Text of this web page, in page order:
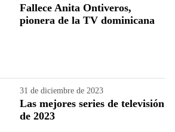
Fallece Anita Ontiveros,
pionera de la TV dominicana
31 de diciembre de 2023
Las mejores series de televisión
de 2023